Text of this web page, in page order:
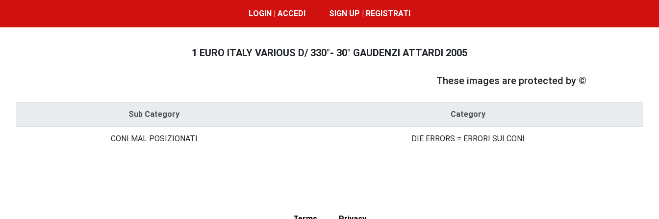
LOGIN | ACCEDI SIGN UP | REGISTRATI
1 EURO ITALY VARIOUS D/ 330°- 30° GAUDENZI ATTARDI 2005
These images are protected by ©
Sub Category Category
CONI MAL POSIZIONATI DIE ERRORS = ERRORI SUI CONI